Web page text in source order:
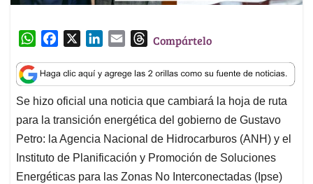
W
a
t
s
A
p
p
c
e
b
o
o
k
n
k
e
d
I
n
a
i
l
T
r
e
a
d
s
Compártelo
Se hizo oficial una noticia que cambiará la hoja de ruta
para la transición energética del gobierno de Gustavo
Petro: la Agencia Nacional de Hidrocarburos (ANH) y el
Instituto de Planificación y Promoción de Soluciones
Energéticas para las Zonas No Interconectadas (Ipse)